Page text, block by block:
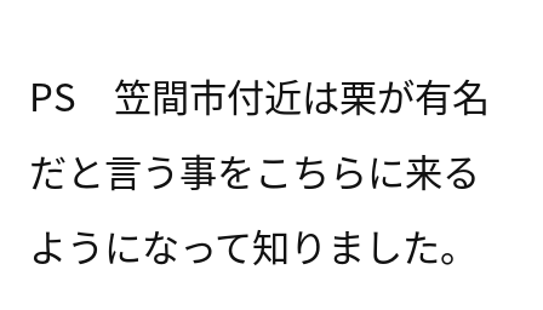
PS 笠間市付近は栗が有名
だと言う事をこちらに来る
ようになって知りました。